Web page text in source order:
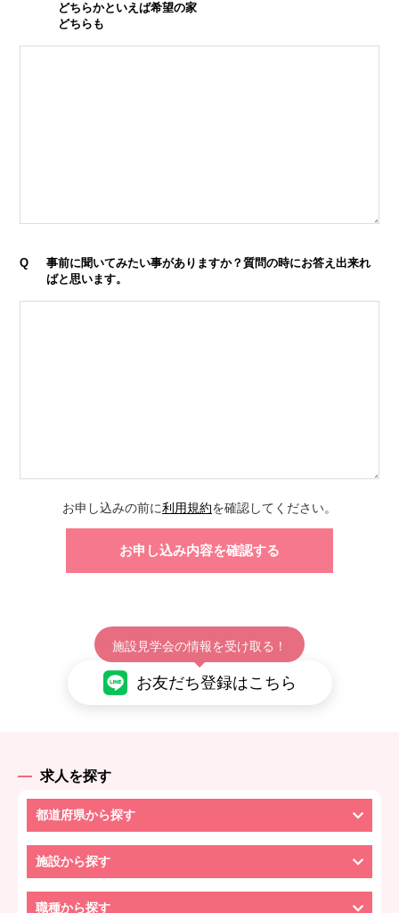
どちらかといえば希望の家
どちらも
Q
事前に聞いてみたい事がありますか？質問の時にお答え出来れ
ばと思います。
お申し込みの前に利用規約を確認してください。
施設見学会の情報を受け取る！
お友だち登録はこちら
求人を探す
都道府県から探す
施設から探す
職種から探す